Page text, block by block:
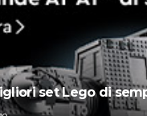
set Lego di